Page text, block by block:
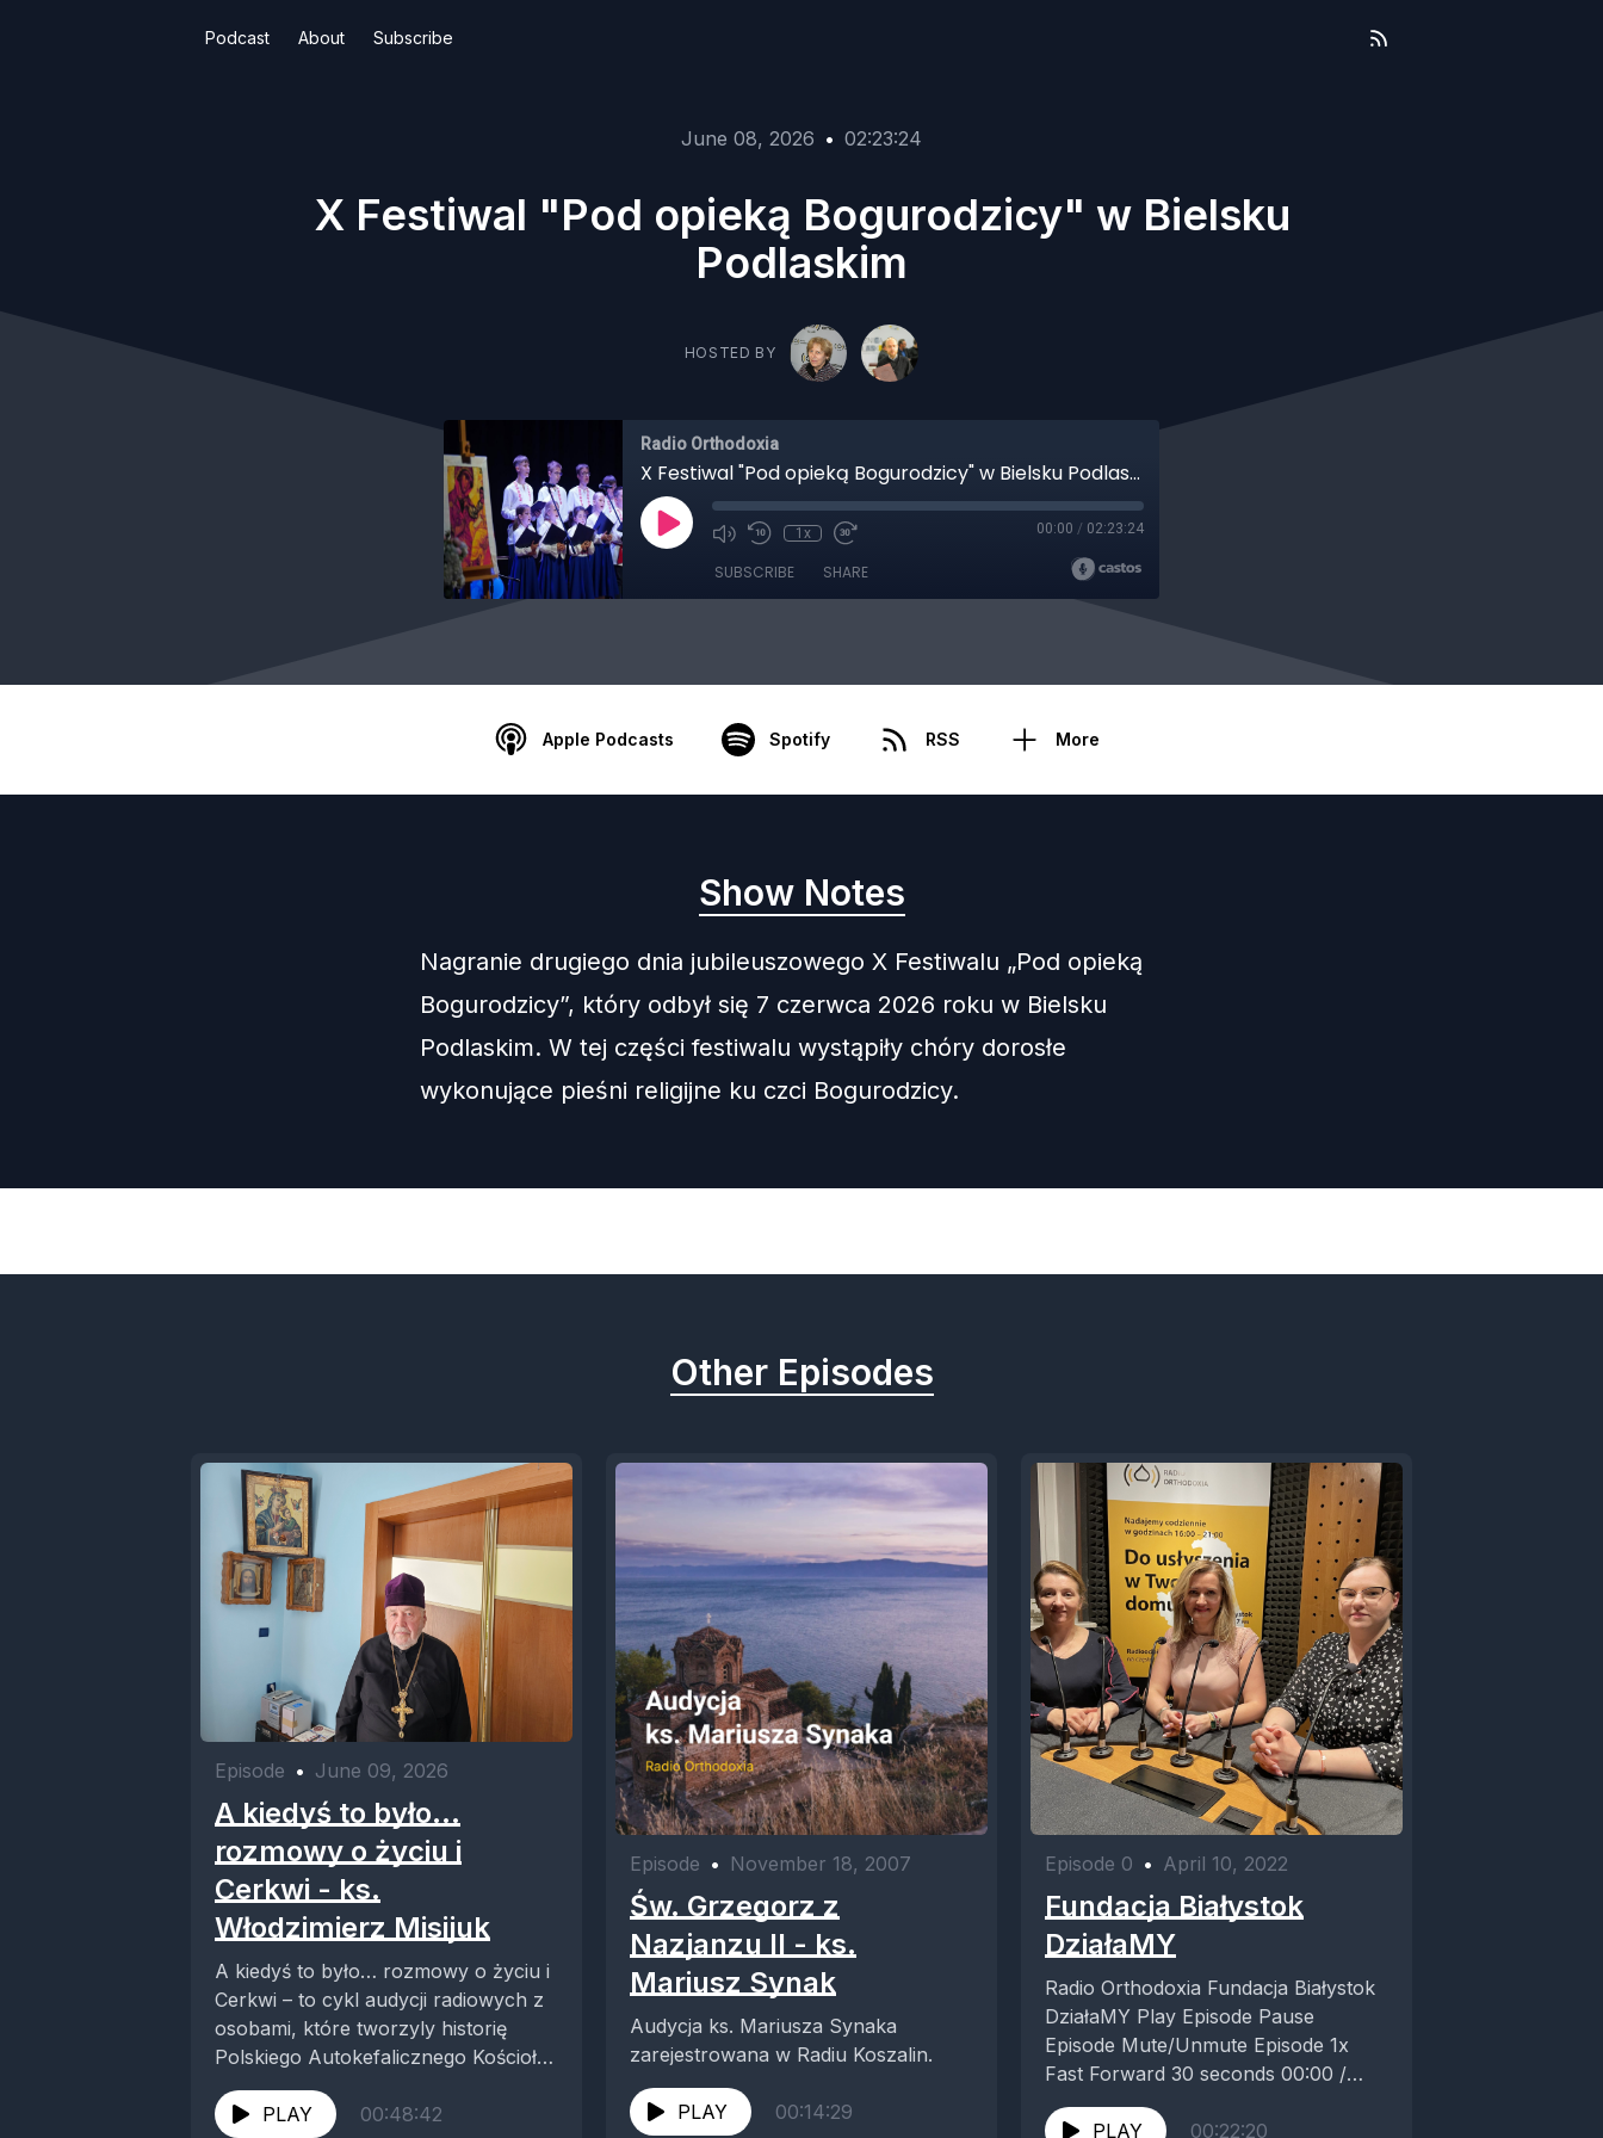
Podcast About Subscribe
June 08, 2026 • 02:23:24
X Festiwal "Pod opieką Bogurodzicy" w Bielsku
Podlaskim
HOSTED BY
Radio Orthodoxia
X Festiwal "Pod opieką Bogurodzicy" w Bielsku Podlaskim
1x 00:00 / 02:23:24
SUBSCRIBE SHARE
Apple Podcasts Spotify RSS More
Show Notes
Nagranie drugiego dnia jubileuszowego X Festiwalu „Pod opieką
Bogurodzicy”, który odbył się 7 czerwca 2026 roku w Bielsku
Podlaskim. W tej części festiwalu wystąpiły chóry dorosłe
wykonujące pieśni religijne ku czci Bogurodzicy.
Other Episodes
Episode • June 09, 2026
A kiedyś to było...
rozmowy o życiu i
Cerkwi - ks.
Włodzimierz Misijuk
A kiedyś to było… rozmowy o życiu i
Cerkwi – to cykl audycji radiowych z
osobami, które tworzyly historię
Polskiego Autokefalicznego Kościoła
Prawosławnego. W...
PLAY
00:48:42
Episode • November 18, 2007
Św. Grzegorz z
Nazjanzu II - ks.
Mariusz Synak
Audycja ks. Mariusza Synaka
zarejestrowana w Radiu Koszalin.
PLAY 00:14:29
Episode 0 • April 10, 2022
Fundacja Białystok
DziałaMY
Radio Orthodoxia Fundacja Białystok
DziałaMY Play Episode Pause
Episode Mute/Unmute Episode 1x
Fast Forward 30 seconds 00:00 /
00:22:20 Subscribe Share RSS Feed
Share...PLAY 00:22:20